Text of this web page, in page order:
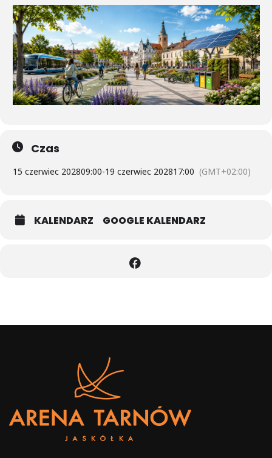
Czas
15 czerwiec 202809:00-19 czerwiec 202817:00 (GMT+02:00)
KALENDARZ GOOGLE KALENDARZ